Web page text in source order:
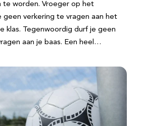
te worden. Vroeger op het
geen verkering te vragen aan het
klas. Tegenwoordig durf je geen
aan je baas. Een heel…